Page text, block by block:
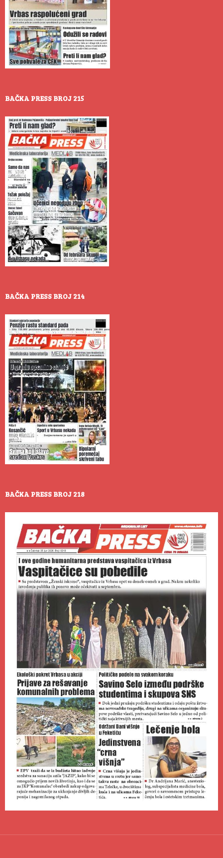
BAČKA PRESS BROJ 215
BAČKA PRESS BROJ 214
BAČKA PRESS BROJ 218